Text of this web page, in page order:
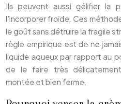
Ils peuvent aussi gélifier la
l’incorporer froide. Ces
le goût sans détruire la fragile
règle empirique est de ne
liquide aqueux par rapport au
de le faire très
montée et bien ferme.